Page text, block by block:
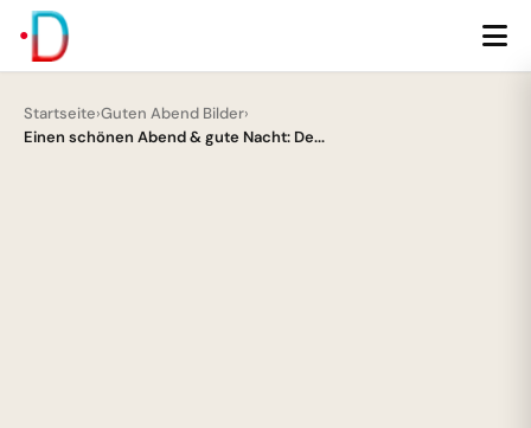
Startseite›Guten Abend Bilder›
Einen schönen Abend & gute Nacht: De...